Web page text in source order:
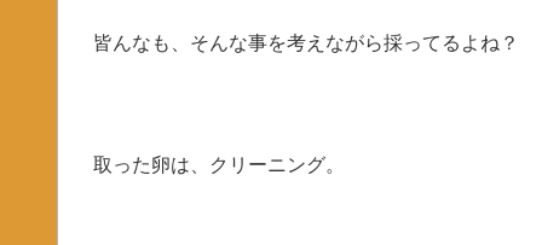
皆んなも、そんな事を考えながら採ってるよね？
取った卵は、クリーニング。